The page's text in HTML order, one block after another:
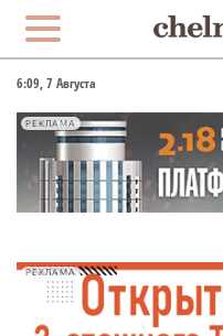
6:09, 7 Августа
РЕКЛАМА
РЕКЛАМА